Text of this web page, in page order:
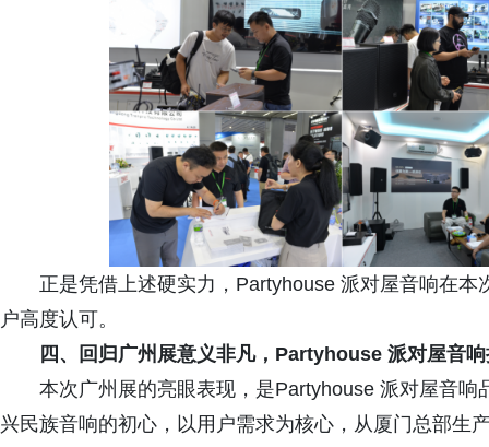
正是凭借上述硬实力，Partyhouse 派对屋音响在
户高度认可。
四、
回归广州展意义非凡，Partyhouse 派对屋音
本次广州展的亮眼表现，是Partyhouse 派对屋音
兴民族音响的初心，以用户需求为核心，从厦门总部生